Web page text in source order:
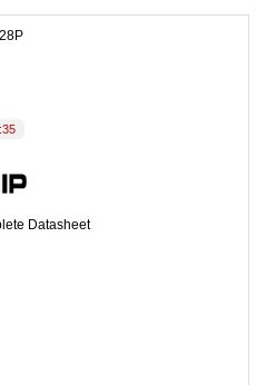
Datasheet